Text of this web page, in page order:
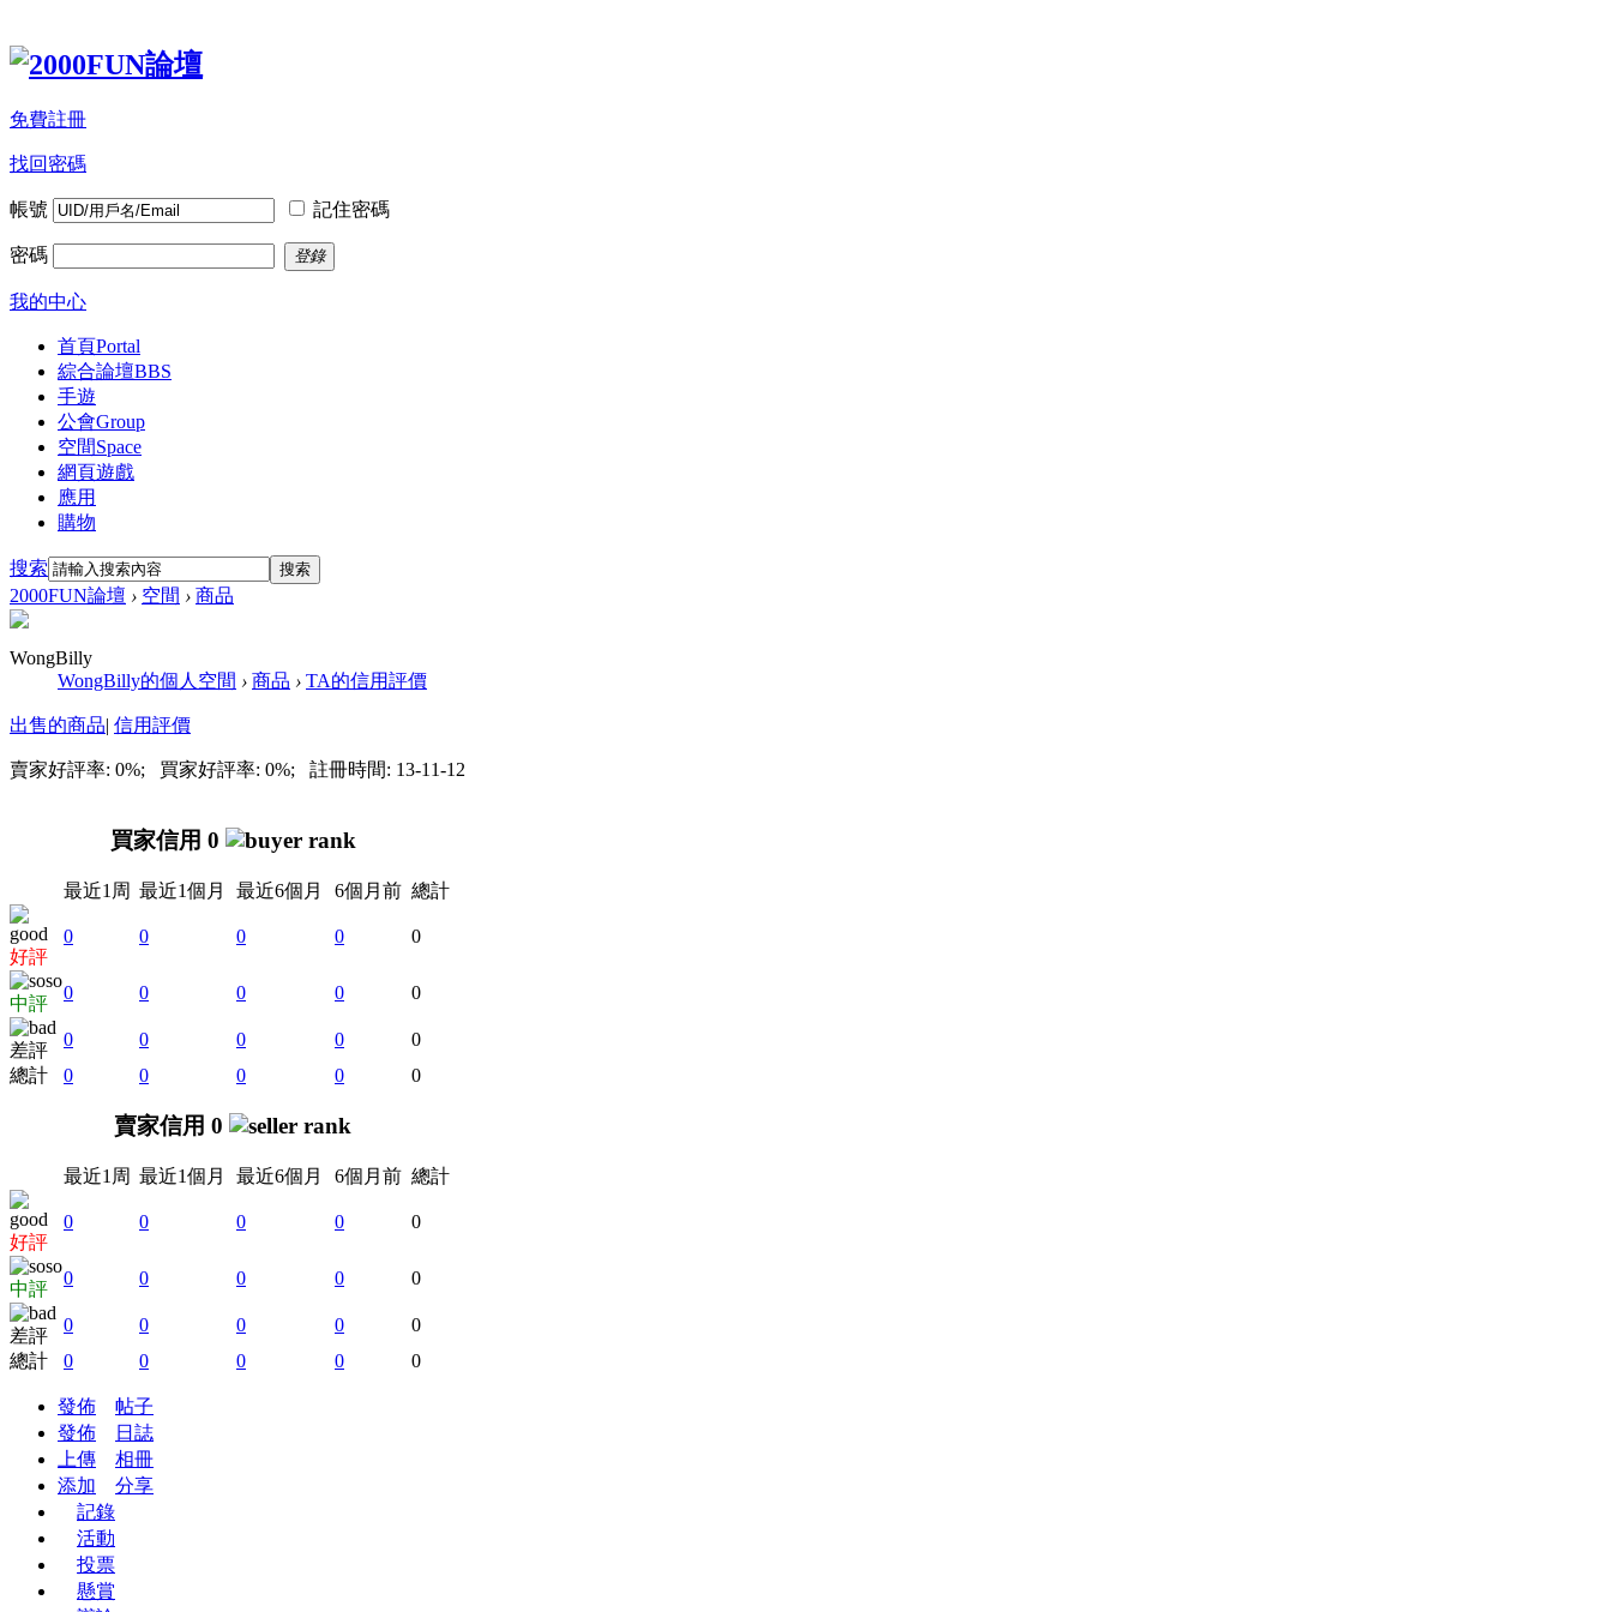
免費註冊
找回密碼
帳號 記住密碼
密碼 登錄
我的中心
首頁Portal
綜合論壇BBS
手遊
公會Group
空間Space
網頁遊戲
應用
購物
搜索 搜索
2000FUN論壇 › 空間 › 商品
WongBilly
WongBilly的個人空間 › 商品 › TA的信用評價
出售的商品| 信用評價
賣家好評率: 0%; 買家好評率: 0%; 註冊時間: 13-11-12
買家信用 0
最近1周 最近1個月 最近6個月 6個月前 總計
好評
0 0 0 0 0
中評
0 0 0 0 0
差評
0 0 0 0
0
總計
0 0 0 0 0
賣家信用 0
最近1周 最近1個月 最近6個月 6個月前 總計
好評
0 0 0 0 0
中評
0 0 0 0 0
差評
0 0 0 0
0
總計
0 0 0 0 0
發佈
帖子
發佈
日誌
上傳
相冊
添加
分享
記錄
活動
投票
懸賞